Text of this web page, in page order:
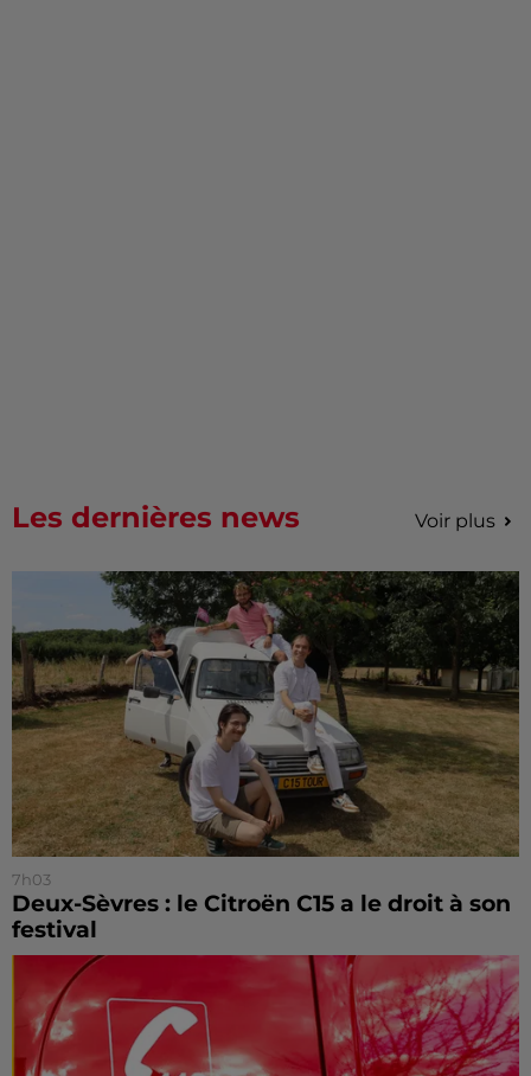
Les dernières news Voir plus
7h03
Deux-Sèvres : le Citroën C15 a le droit à son
festival